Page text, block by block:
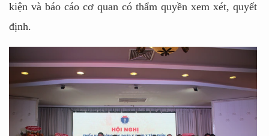
kiện và báo cáo cơ quan có thẩm quyền xem xét, quyết
định.